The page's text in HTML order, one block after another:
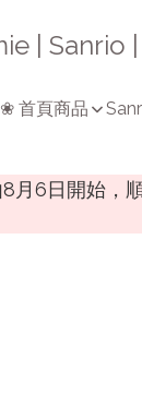
| Sanrio
首頁商品
月6日開始，